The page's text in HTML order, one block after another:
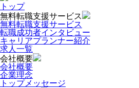
トップ
無料転職支援サービス
無料転職支援サービス
転職成功者インタビュー
キャリアプランナー紹介
求人一覧
会社概要
会社概要
企業理念
トップメッセージ